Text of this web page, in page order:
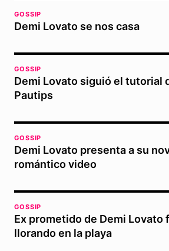
GOSSIP
Demi Lovato se nos casa
GOSSIP
Demi Lovato siguió el tutorial
Pautips
GOSSIP
Demi Lovato presenta a su
romántico video
GOSSIP
Ex prometido de Demi Lovato
llorando en la playa